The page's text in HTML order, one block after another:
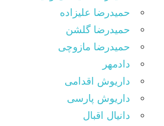
حمیدرضا علیزاده
حمیدرضا گلشن
حمیدرضا مازوچی
دادمهر
داریوش اقدامی
داریوش پارسی
دانیال اقبال